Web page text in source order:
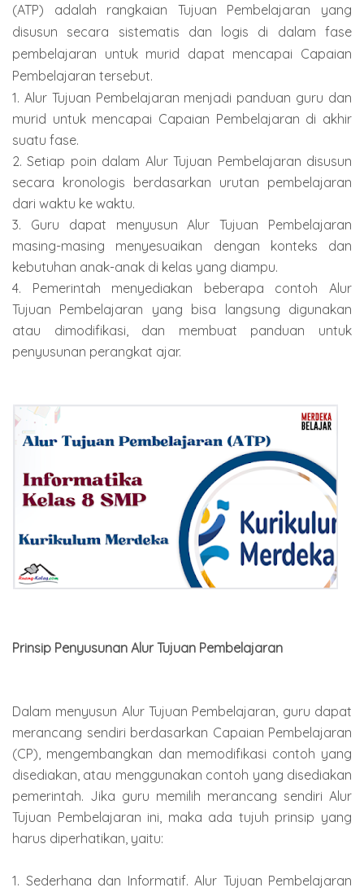
(ATP) adalah rangkaian Tujuan Pembelajaran yang
disusun secara sistematis dan logis di dalam fase
pembelajaran untuk murid dapat mencapai Capaian
Pembelajaran tersebut.
1. Alur Tujuan Pembelajaran menjadi panduan guru dan
murid untuk mencapai Capaian Pembelajaran di akhir
suatu fase.
2. Setiap poin dalam Alur Tujuan Pembelajaran disusun
secara kronologis berdasarkan urutan pembelajaran
dari waktu ke waktu.
3. Guru dapat menyusun Alur Tujuan Pembelajaran
masing-masing menyesuaikan dengan konteks dan
kebutuhan anak-anak di kelas yang diampu.
4. Pemerintah menyediakan beberapa contoh Alur
Tujuan Pembelajaran yang bisa langsung digunakan
atau dimodifikasi, dan membuat panduan untuk
penyusunan perangkat ajar.
Prinsip Penyusunan Alur Tujuan Pembelajaran
Dalam menyusun Alur Tujuan Pembelajaran, guru dapat
merancang sendiri berdasarkan Capaian Pembelajaran
(CP), mengembangkan dan memodifikasi contoh yang
disediakan, atau menggunakan contoh yang disediakan
pemerintah. Jika guru memilih merancang sendiri Alur
Tujuan Pembelajaran ini, maka ada tujuh prinsip yang
harus diperhatikan, yaitu:
1. Sederhana dan Informatif. Alur Tujuan Pembelajaran